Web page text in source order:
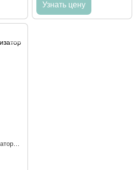
Узнать цену